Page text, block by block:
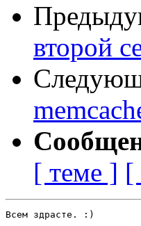
второй
[ теме ] [
Всем здрасте. :)